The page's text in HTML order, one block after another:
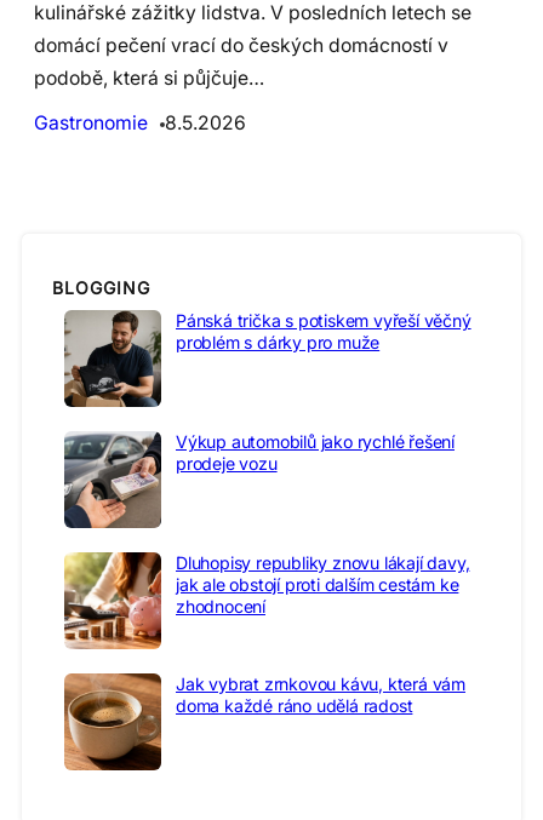
kulinářské zážitky lidstva. V posledních letech se
domácí pečení vrací do českých domácností v
podobě, která si půjčuje…
Gastronomie
8.5.2026
BLOGGING
Pánská trička s potiskem vyřeší věčný
problém s dárky pro muže
Výkup automobilů jako rychlé řešení
prodeje vozu
Dluhopisy republiky znovu lákají davy,
jak ale obstojí proti dalším cestám ke
zhodnocení
Jak vybrat zrnkovou kávu, která vám
doma každé ráno udělá radost